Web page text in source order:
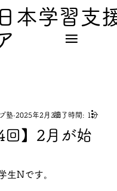
本学習支
】2月が始
塾 2025年2月3日読了時間: 1分
生Nです。